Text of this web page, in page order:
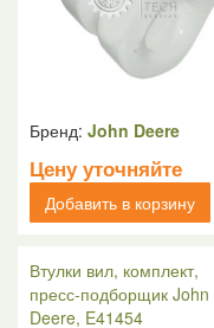
Бренд: John Deere
Цену уточняйте
Добавить в корзину
Втулки вил, комплект,
пресс-подборщик John
Deere, E41454